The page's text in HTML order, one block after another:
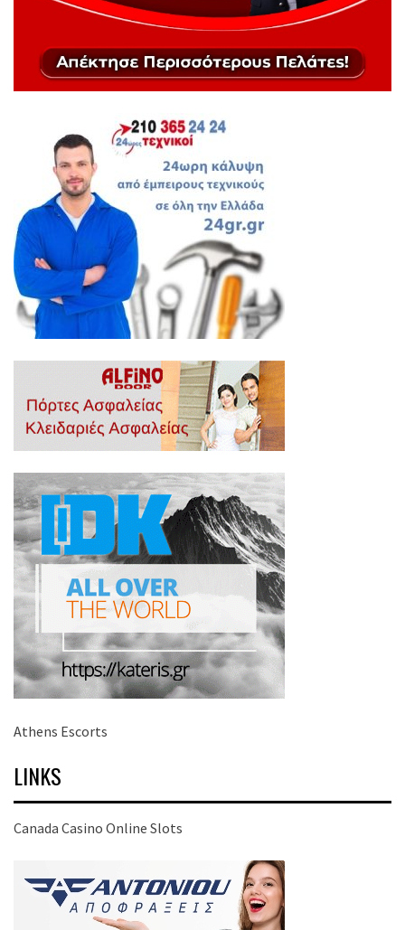
Athens Escorts
LINKS
Canada Casino Online Slots